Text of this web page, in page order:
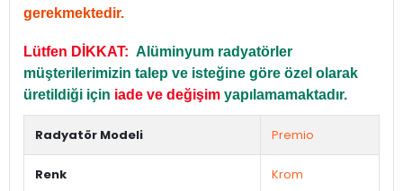
gerekmektedir.
Lütfen DİKKAT: Alüminyum radyatörler
müşterilerimizin talep ve isteğine göre özel olarak
üretildiği için iade ve değişim yapılamamaktadır.
Radyatör Modeli Premio
Renk Krom